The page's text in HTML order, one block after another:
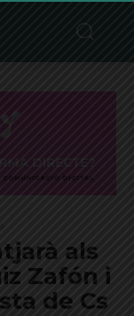
als
Zafón i
de Cs